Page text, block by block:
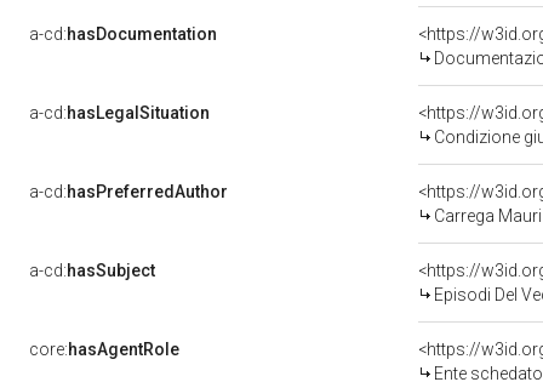
a-cd:hasDocumentation
a-cd:hasLegalSituation
Condizione
a-cd:hasPreferredAuthor
<https://
Carrega
a-cd:hasSubject
<https://
Episodi Del
core:hasAgentRole
<https://
Ente schedatore